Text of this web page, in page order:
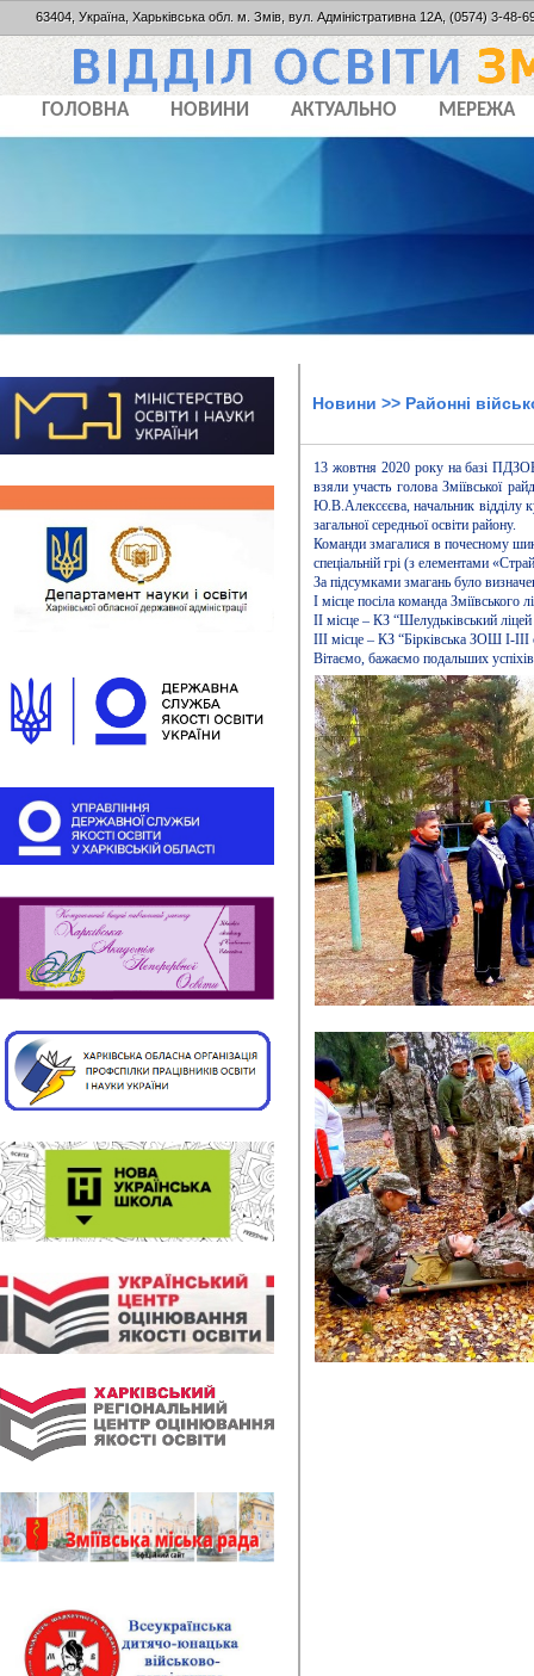
63404, Україна, Харьківська обл. м. Змів, вул. Адміністративна 12А, (0574) 3-48-
ГОЛОВНА НОВИНИ АКТУАЛЬНО МЕРЕЖА
Новини >> Районні
13 жовтня 2020 року на базі ПДЗОВ
взяли участь голова Зміївської
Ю.В.Алексєєва, начальник відділу
загальної середньої освіти району.
Команди змагалися в почесному
спеціальній грі (з елементами
За підсумками змагань було
І місце посіла команда
ІІ місце – КЗ “Шелудьківський
ІІІ місце – КЗ “Бірківська ЗОШ І-ІІІ
Вітаємо, бажаємо подальших